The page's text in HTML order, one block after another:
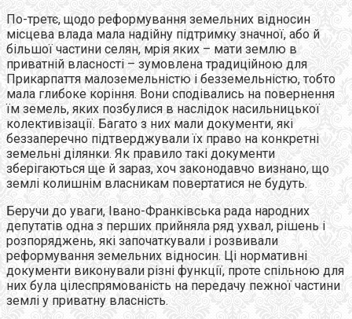
По-третє, щодо реформування земельних відносин
місцева влада мала надійну підтримку значної, або й
більшої частини селян, мрія яких – мати землю в
приватній власності – зумовлена традиційною для
Прикарпаття малоземельністю і безземельністю, тобто
мала глибоке коріння. Вони сподівались на повернення
їм земель, яких позбулися в наслідок насильницької
колективізації. Багато з них мали документи, які
беззаперечно підтверджували їх право на конкретні
земельні ділянки. Як правило такі документи
зберігаються ще й зараз, хоч законодавчо визнано, що
землі колишнім власникам повертатися не будуть.
Беручи до уваги, Івано-Франківська рада народних
депутатів одна з перших прийняла ряд ухвал, рішень і
розпоряджень, які започаткували і розвивали
реформування земельних відносин. Ці нормативні
документи виконували різні функції, проте спільною для
них була цілеспрямованість на передачу пежної частини
землі у приватну власність.